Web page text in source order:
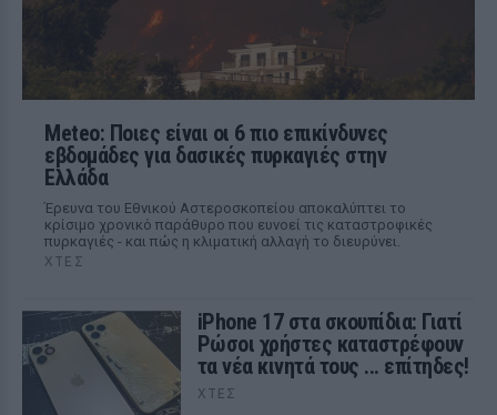
Meteo: Ποιες είναι οι 6 πιο επικίνδυνες
εβδομάδες για δασικές πυρκαγιές στην
Ελλάδα
Έρευνα του Εθνικού Αστεροσκοπείου αποκαλύπτει το
κρίσιμο χρονικό παράθυρο που ευνοεί τις καταστροφικές
πυρκαγιές - και πώς η κλιματική αλλαγή το διευρύνει.
ΧΤΕΣ
iPhone 17 στα σκουπίδια: Γιατί
Ρώσοι χρήστες καταστρέφουν
τα νέα κινητά τους ... επίτηδες!
ΧΤΕΣ